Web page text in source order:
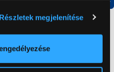
pontossággal
annak konkrét
Részletek megjelenítése
Termék adatlap
Gorenje N619EAXL4
kombinált hűtőszekrény